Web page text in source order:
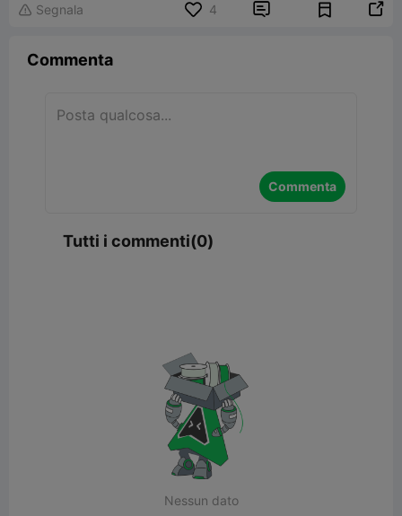
 Segnala 4  
Commenta
Commenta
Tutti i commenti(0)
Nessun dato